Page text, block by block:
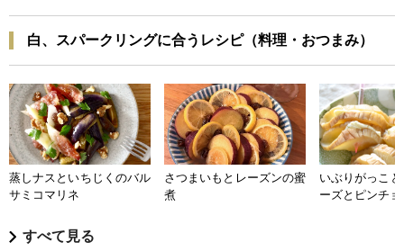
白、スパークリングに合うレシピ（料理・おつまみ）
蒸しナスといちじくのバル
サミコマリネ
さつまいもとレーズンの蜜
煮
いぶりがっこ
ーズとピンチョ
すべて見る